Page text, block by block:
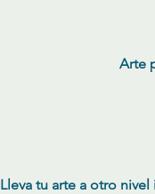
Arte
Lleva tu arte a otro